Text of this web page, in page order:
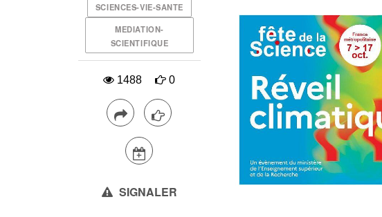
SCIENCES-VIE-SANTE
MEDIATION-
SCIENTIFIQUE
1488 0
SIGNALER